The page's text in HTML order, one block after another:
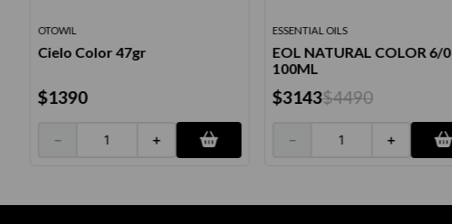
OTOWIL
Cielo Color 47gr
$1390
＋
－
ESSENTIAL OILS
EOL NATURAL COLOR 6/0
100ML
$3143$4490
＋
－